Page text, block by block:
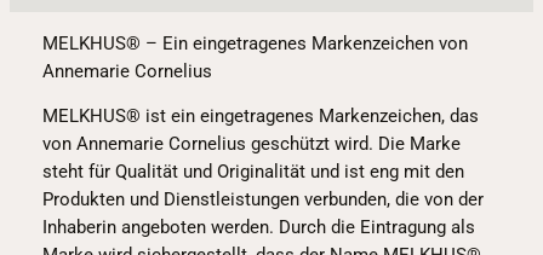
MELKHUS® – Ein eingetragenes Markenzeichen von
Annemarie Cornelius
MELKHUS® ist ein eingetragenes Markenzeichen, das
von Annemarie Cornelius geschützt wird. Die Marke
steht für Qualität und Originalität und ist eng mit den
Produkten und Dienstleistungen verbunden, die von der
Inhaberin angeboten werden. Durch die Eintragung als